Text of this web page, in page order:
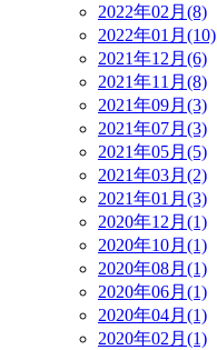
2022年02月(8)
2022年01月(10)
2021年12月(6)
2021年11月(8)
2021年09月(3)
2021年07月(3)
2021年05月(5)
2021年03月(2)
2021年01月(3)
2020年12月(1)
2020年10月(1)
2020年08月(1)
2020年06月(1)
2020年04月(1)
2020年02月(1)